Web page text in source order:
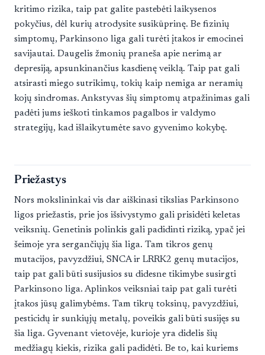
kritimo rizika, taip pat galite pastebėti laikysenos
pokyčius, dėl kurių atrodysite susikūprinę. Be fizinių
simptomų, Parkinsono liga gali turėti įtakos ir emocinei
savijautai. Daugelis žmonių praneša apie nerimą ar
depresiją, apsunkinančius kasdienę veiklą. Taip pat gali
atsirasti miego sutrikimų, tokių kaip nemiga ar neramių
kojų sindromas. Ankstyvas šių simptomų atpažinimas gali
padėti jums ieškoti tinkamos pagalbos ir valdymo
strategijų, kad išlaikytumėte savo gyvenimo kokybę.
Priežastys
Nors mokslininkai vis dar aiškinasi tikslias Parkinsono
ligos priežastis, prie jos išsivystymo gali prisidėti keletas
veiksnių. Genetinis polinkis gali padidinti riziką, ypač jei
šeimoje yra sergančiųjų šia liga. Tam tikros genų
mutacijos, pavyzdžiui, SNCA ir LRRK2 genų mutacijos,
taip pat gali būti susijusios su didesne tikimybe susirgti
Parkinsono liga. Aplinkos veiksniai taip pat gali turėti
įtakos jūsų galimybėms. Tam tikrų toksinų, pavyzdžiui,
pesticidų ir sunkiųjų metalų, poveikis gali būti susijęs su
šia liga. Gyvenant vietovėje, kurioje yra didelis šių
medžiagų kiekis, rizika gali padidėti. Be to, kai kuriems